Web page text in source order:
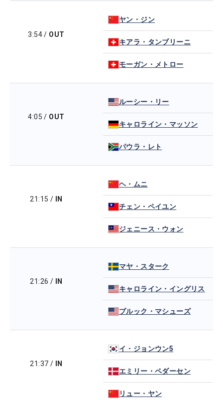
3:54/ OUT
ヤン・ジン
キアラ・タンブリーニ
モーガン・メトロー
4:05 / OUT
ルーシー・リー
キャロライン・マッソン
パウラ・レト
21:15 / IN
ヘ・ムニ
チェン・ペイユン
ジェニース・ウォン
21:26 / IN
マヤ・スターク
キャロライン・イングリス
ブルック・マシューズ
21:37 / IN
イ・ジョンウン5
エミリー・ペダーセン
リュー・ヤン